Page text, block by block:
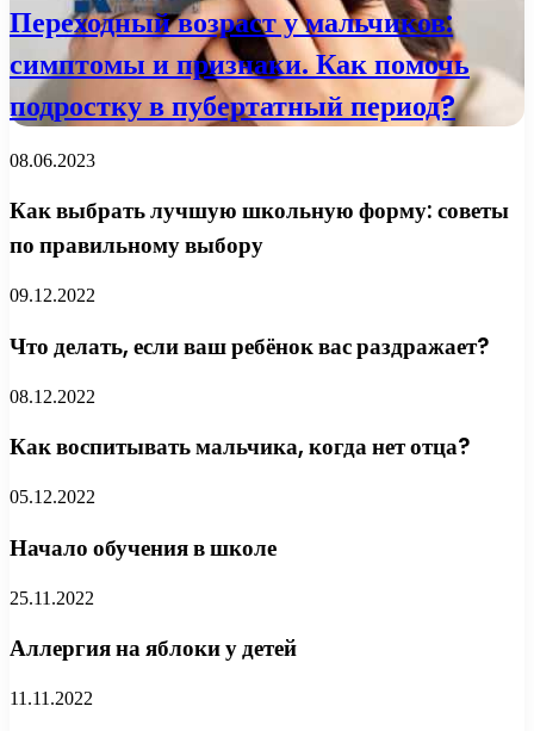
Переходный возраст у мальчиков:
симптомы и признаки. Как помочь
подростку в пубертатный период?
08.06.2023
Как выбрать лучшую школьную форму: советы
по правильному выбору
09.12.2022
Что делать, если ваш ребёнок вас раздражает?
08.12.2022
Как воспитывать мальчика, когда нет отца?
05.12.2022
Начало обучения в школе
25.11.2022
Аллергия на яблоки у детей
11.11.2022